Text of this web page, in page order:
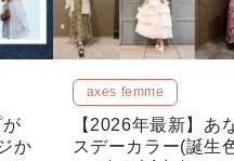
が
か
axes femme
【2026年最新】あ
スデーカラー(誕生